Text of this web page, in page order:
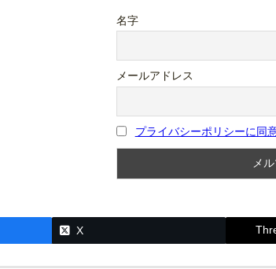
名字
メールアドレス
プライバシーポリシーに同
X